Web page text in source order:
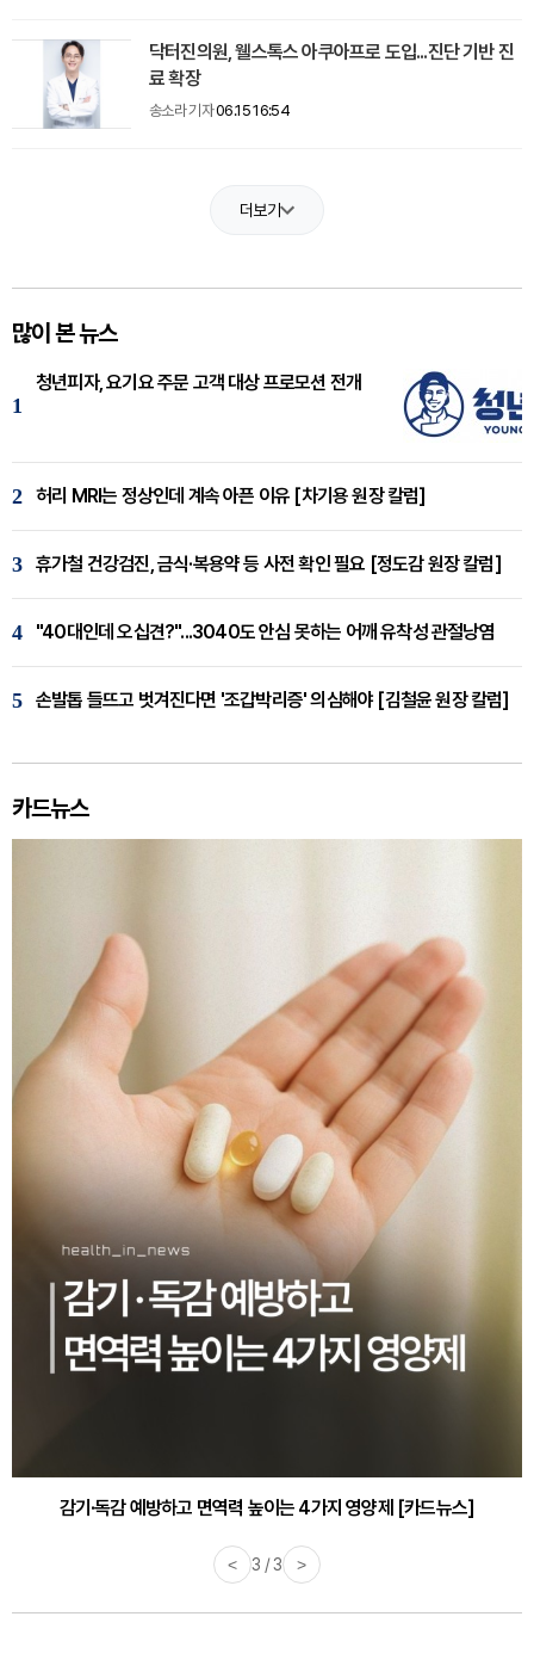
닥터진의원, 웰스톡스 아쿠아프로 도입...진단 기반 진
료 확장
송소라 기자06.15 16:54
더보기
많이 본 뉴스
1
청년피자, 요기요 주문 고객 대상 프로모션 전개
2 허리 MRI는 정상인데 계속 아픈 이유 [차기용 원장 칼럼]
3 휴가철 건강검진, 금식·복용약 등 사전 확인 필요 [정도감 원장 칼럼]
4 "40대인데 오십견?"...3040도 안심 못하는 어깨 유착성 관절낭염
5 손발톱 들뜨고 벗겨진다면 '조갑박리증' 의심해야 [김철윤 원장 칼럼]
카드뉴스
감기·독감 예방하고 면역력 높이는 4가지 영양제 [카드뉴스]
< 3 / 3 >